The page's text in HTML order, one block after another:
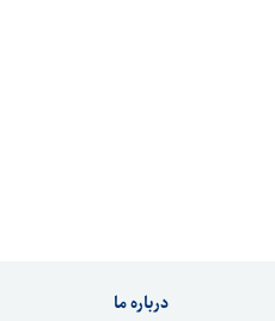
درباره ما